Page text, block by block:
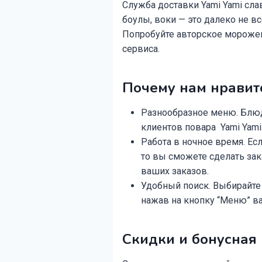
Служба доставки Yami Yami
боулы, воки — это далеко не
Попробуйте авторское
сервиса.
Почему нам
Разнообразное меню.
клиентов повара Yami
Работа в ночное время.
то вы сможете сделать
ваших заказов.
Удобный поиск. Выбирайте
нажав на кнопку “Меню”
Скидки и бонусная